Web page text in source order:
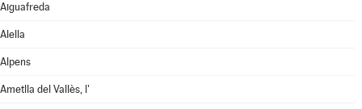
Aiguafreda
Alella
Alpens
Ametlla del Vallès, l'